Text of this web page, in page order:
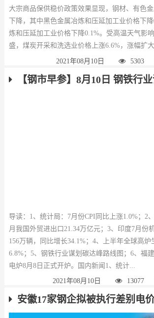
大宗商品保供稳价政策效果显现，钢材、有色
下降，其中黑色金属冶炼和压延加工业价格下
炼和压延加工业价格下降0.1%。受高温天气影
盛，煤炭开采和洗选业价格上涨6.6%，涨幅扩
2021年08月10日 5303
【钢市早参】8月10日 钢铁行业谋划碳达峰路线图 前7个月我
导读：1、统计局：7月份CPI同比上涨1.0%；2
月我国外贸进出口21.34万亿元；3、印度7月份
156万辆，同比增长34.1%；4、上半年全球高
6.8%；5、钢铁行业谋划碳达峰路线图；6、福
电炉8月8日正式开炉。国内新闻1、统计...
2021年08月10日 13077
安徽17家钢企拟被执行差别电